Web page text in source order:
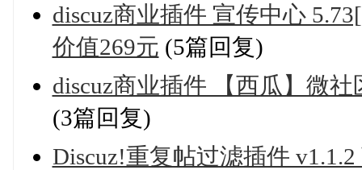
discuz商业插件 宣传中心
价值269元 (5篇回复)
discuz商业插件 【西瓜】微
(3篇回复)
Discuz!重复帖过滤插件